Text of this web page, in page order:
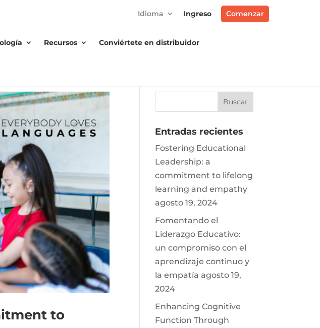
Idioma Ingreso Comenzar
Recursos Conviértete en distribuidor
to
Entradas recientes
Fostering Educational
Leadership: a
commitment to lifelong
learning and empathy
agosto 19, 2024
Fomentando el
Liderazgo Educativo:
un compromiso con el
aprendizaje continuo y
la empatía agosto 19,
2024
Enhancing Cognitive
Function Through